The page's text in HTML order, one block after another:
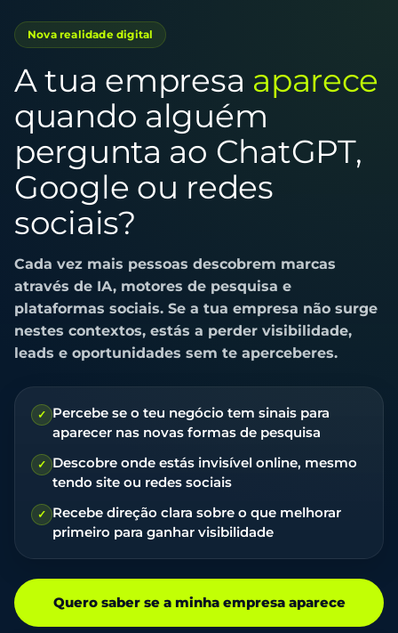
Nova realidade digital
A tua empresa aparece
quando alguém
pergunta ao ChatGPT,
Google ou redes
sociais?
Cada vez mais pessoas descobrem marcas
através de IA, motores de pesquisa e
plataformas sociais. Se a tua empresa não surge
nestes contextos, estás a perder visibilidade,
leads e oportunidades sem te aperceberes.
✓ Percebe se o teu negócio tem sinais para
aparecer nas novas formas de pesquisa
✓ Descobre onde estás invisível online, mesmo
tendo site ou redes sociais
✓ Recebe direção clara sobre o que melhorar
primeiro para ganhar visibilidade
Quero saber se a minha empresa aparece